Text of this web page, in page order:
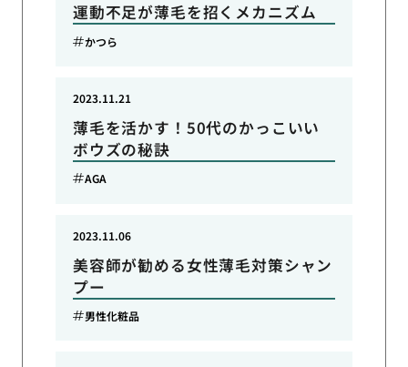
運動不足が薄毛を招くメカニズム
かつら
薄毛を活かす！50代のかっこいい
ボウズの秘訣
2023.11.21
AGA
美容師が勧める女性薄毛対策シャン
プー
2023.11.06
男性化粧品